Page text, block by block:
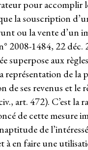
pour accomplir
la souscription
ou la vente d’un
2008-1484, 22 déc.
superpose aux
représentation de la
de ses revenus et le
art. 472). C’est la
de cette mesure
de
à en faire une